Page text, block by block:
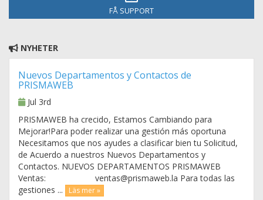
FÅ SUPPORT
NYHETER
Nuevos Departamentos y Contactos de
PRISMAWEB
Jul 3rd
PRISMAWEB ha crecido, Estamos Cambiando para
Mejorar!Para poder realizar una gestión más oportuna
Necesitamos que nos ayudes a clasificar bien tu Solicitud,
de Acuerdo a nuestros Nuevos Departamentos y
Contactos. NUEVOS DEPARTAMENTOS PRISMAWEB
Ventas: ventas@prismaweb.la Para todas las
gestiones ...
Läs mer »